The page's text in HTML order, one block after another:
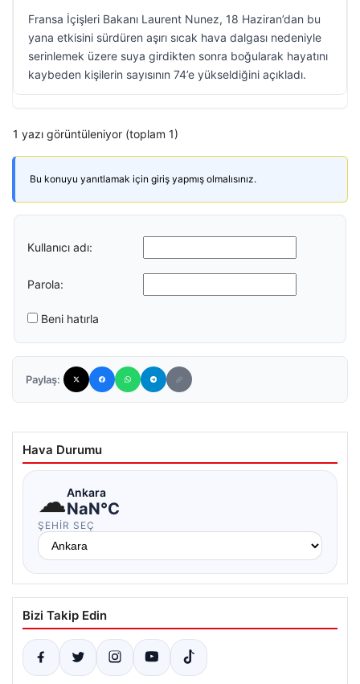
Fransa İçişleri Bakanı Laurent Nunez, 18 Haziran’dan bu
yana etkisini sürdüren aşırı sıcak hava dalgası nedeniyle
serinlemek üzere suya girdikten sonra boğularak hayatını
kaybeden kişilerin sayısının 74’e yükseldiğini açıkladı.
1 yazı görüntüleniyor (toplam 1)
Bu konuyu yanıtlamak için giriş yapmış olmalısınız.
Kullanıcı adı:
Parola:
Beni hatırla
Paylaş:
Hava Durumu
☁Ankara
NaN°C
ŞEHIR SEÇ
Bizi Takip Edin